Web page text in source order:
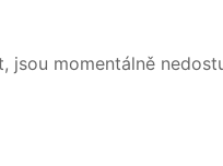
jsou momentálně